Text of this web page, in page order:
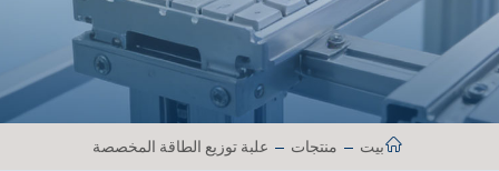
بيت منتجات علبة توزيع الطاقة المخصصة